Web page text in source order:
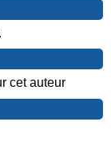
cet auteur